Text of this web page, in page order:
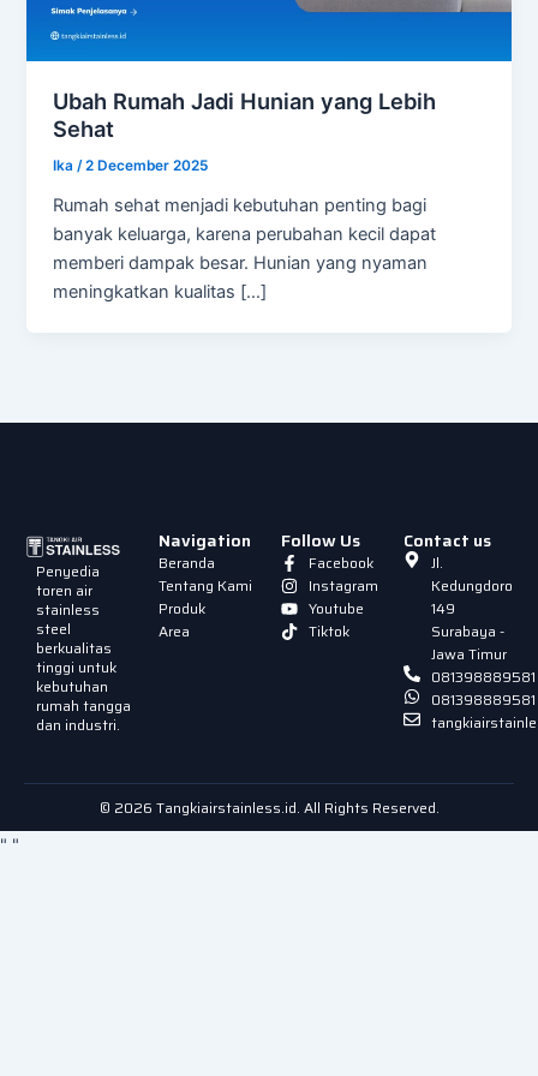
Ubah Rumah Jadi Hunian yang Lebih
Sehat
Ika/2 December 2025
Rumah sehat menjadi kebutuhan penting bagi
banyak keluarga, karena perubahan kecil dapat
memberi dampak besar. Hunian yang nyaman
meningkatkan kualitas […]
Penyedia
toren air
stainless
steel
berkualitas
tinggi untuk
kebutuhan
rumah tangga
dan industri.
Navigation
Beranda
Tentang Kami
Produk
Area
Follow Us
Facebook
Instagram
Youtube
Tiktok
Contact us
Jl.
Kedungdoro
149
Surabaya -
Jawa Timur
081398889581
081398889581
© 2026 Tangkiairstainless.id. All Rights Reserved.
" "